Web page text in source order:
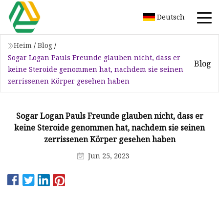
Deutsch
Heim / Blog /
Sogar Logan Pauls Freunde glauben nicht, dass er
keine Steroide genommen hat, nachdem sie seinen
zerrissenen Körper gesehen haben
Blog
Sogar Logan Pauls Freunde glauben nicht, dass er
keine Steroide genommen hat, nachdem sie seinen
zerrissenen Körper gesehen haben
Jun 25, 2023